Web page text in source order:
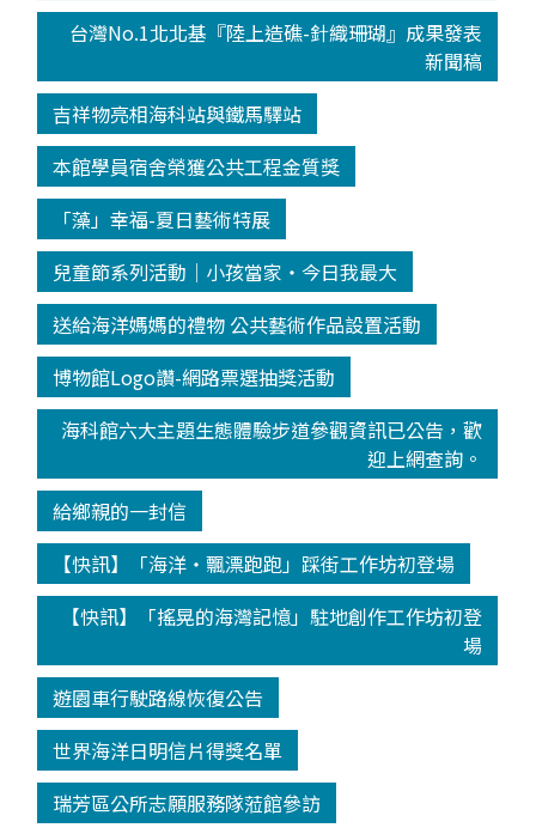
台灣No.1北北基『陸上造礁-針織珊瑚』成果發表
新聞稿
吉祥物亮相海科站與鐵馬驛站
本館學員宿舍榮獲公共工程金質獎
「藻」幸福-夏日藝術特展
兒童節系列活動│小孩當家‧今日我最大
送給海洋媽媽的禮物 公共藝術作品設置活動
博物館Logo讚-網路票選抽獎活動
海科館六大主題生態體驗步道參觀資訊已公告，歡
迎上網查詢。
給鄉親的一封信
【快訊】「海洋‧飄漂跑跑」踩街工作坊初登場
【快訊】「搖晃的海灣記憶」駐地創作工作坊初登
場
遊園車行駛路線恢復公告
世界海洋日明信片得獎名單
瑞芳區公所志願服務隊蒞館參訪